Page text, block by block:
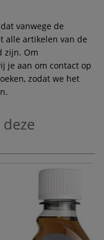
vanwege de
alle artikelen van de
zijn. Om
je aan om contact op
zodat we het